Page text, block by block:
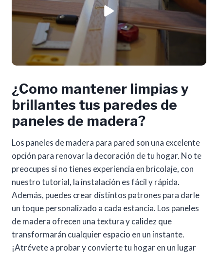
¿Como mantener limpias y
brillantes tus paredes de
paneles de madera?
Los paneles de madera para pared son una excelente
opción para renovar la decoración de tu hogar. No te
preocupes si no tienes experiencia en bricolaje, con
nuestro tutorial, la instalación es fácil y rápida.
Además, puedes crear distintos patrones para darle
un toque personalizado a cada estancia. Los paneles
de madera ofrecen una textura y calidez que
transformarán cualquier espacio en un instante.
¡Atrévete a probar y convierte tu hogar en un lugar